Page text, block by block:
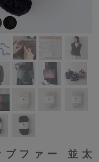
ブファー 並太